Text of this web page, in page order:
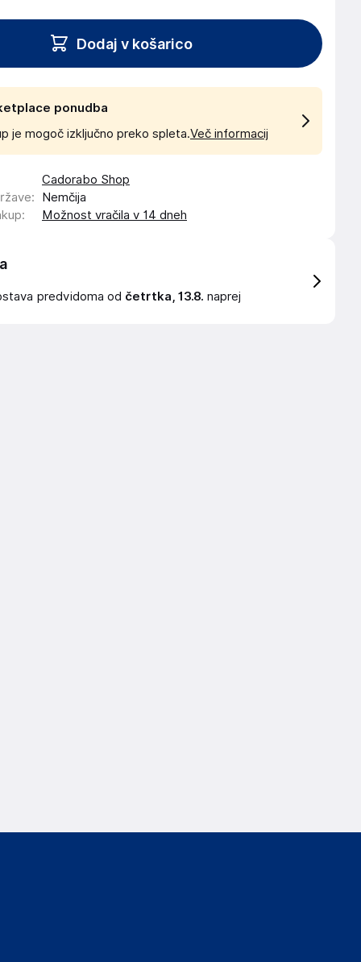
Dodaj v košarico
ponudba
je mogoč izključno preko spleta.Več informacij
Cadorabo Shop
:
Nemčija
: Možnost vračila v 14 dneh
predvidoma od četrtka, 13.8. naprej